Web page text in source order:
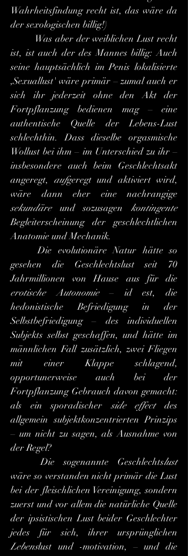
Wahrheitsfindung recht ist, das wäre da
der sexologischen billig!)
ist, ist auch der des Mannes billig: Auch
seine hauptsächlich im Penis lokalisierte
,Sexuallust' wäre primär – zumal auch er
sich ihr jederzeit ohne den Akt der
Fortpflanzung bedienen mag – eine
authentische Quelle der Lebens-Lust
schlechthin. Dass dieselbe orgasmische
Wollust bei ihm – im Unterschied zu ihr –
insbesondere auch beim Geschlechtsakt
angeregt, aufgeregt und aktiviert wird,
sekundäre und sozusagen kontingente
Begleiterscheinung der geschlechtlichen
Anatomie und Mechanik.
	Die evolutionäre Natur hätte so
gesehen die Geschlechtslust seit 70
erotische Autonomie – id est, die
hedonistische Befriedigung in der
Selbstbefriedigung – des individuellen
Subjekts selbst geschaffen, und hätte im
männlichen Fall zusätzlich, zwei Fliegen
mit einer Klappe schlagend,
opportunerweise auch bei der
Fortpflanzung Gebrauch davon gemacht:
als ein sporadischer side effect des
allgemein subjektkonzentrierten Prinzips
– um nicht zu sagen, als Ausnahme von
der Regel?
	Die sogenannte Geschlechts
lust
wäre so verstanden nicht primär die Lust
bei der fleischlichen Vereinigung, sondern
zuerst und vor allem die natürliche Quelle
der ipsistischen Lust beider Geschlechter
Lebenslust und -motivation, – und die